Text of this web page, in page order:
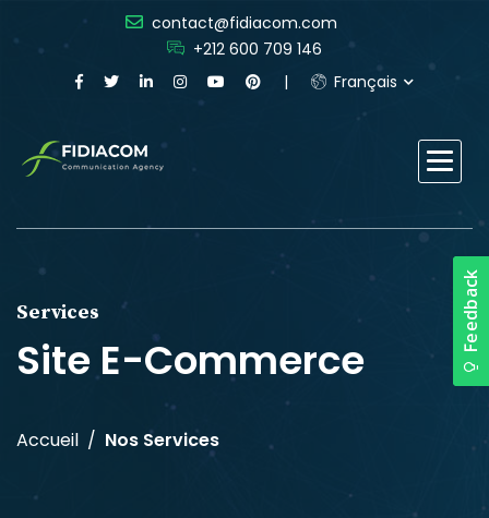
contact@fidiacom.com
+212 600 709 146
Français
Services
Site E-Commerce
Accueil Nos Services